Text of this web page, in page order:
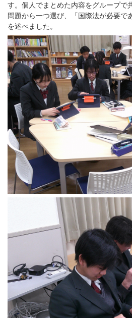
す。個人でまとめた内容をグループで
問題から一つ選び、「国際法が必要で
を述べました。